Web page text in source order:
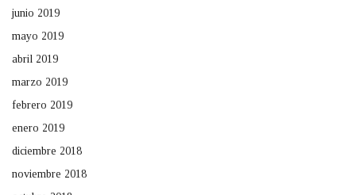
junio 2019
mayo 2019
abril 2019
marzo 2019
febrero 2019
enero 2019
diciembre 2018
noviembre 2018